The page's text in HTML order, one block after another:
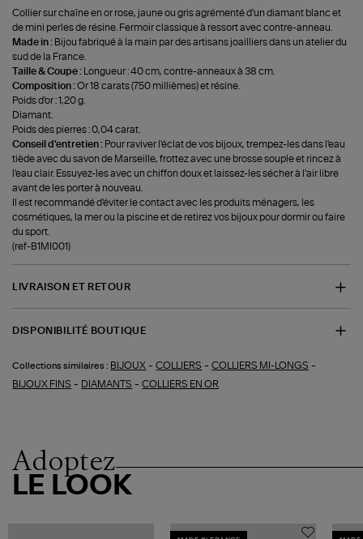
Collier sur chaîne en or rose, jaune ou gris agrémenté d'un diamant blanc et
de mini perles de résine. Fermoir classique à ressort avec contre-anneau.
Made in : Bijou fabriqué à la main par des artisans joailliers dans un atelier du
sud de la France.
Taille & Coupe : Longueur : 40 cm, contre-anneaux à 38 cm.
Composition :Or 18 carats (750 millièmes) et résine.
Poids d'or : 1,20 g.
Diamant.
Poids des pierres : 0,04 carat.
Conseil d'entretien : Pour raviver l'éclat de vos bijoux, trempez-les dans l'eau
tiède avec du savon de Marseille, frottez avec une brosse souple et rincez à
l'eau clair. Essuyez-les avec un chiffon doux et laissez-les sécher à l'air libre
avant de les porter à nouveau.
Il est recommandé d'éviter le contact avec les produits ménagers, les
cosmétiques, la mer ou la piscine et de retirez vos bijoux pour dormir ou faire
du sport.
(ref-B1MI001)
LIVRAISON ET RETOUR
DISPONIBILITÉ BOUTIQUE
Collections similaires : BIJOUX -COLLIERS -COLLIERS MI-LONGS -
BIJOUX FINS - DIAMANTS -COLLIERS EN OR
Adoptez
LE LOOK